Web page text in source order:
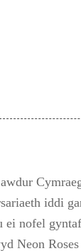
iddi
nofel
Neon